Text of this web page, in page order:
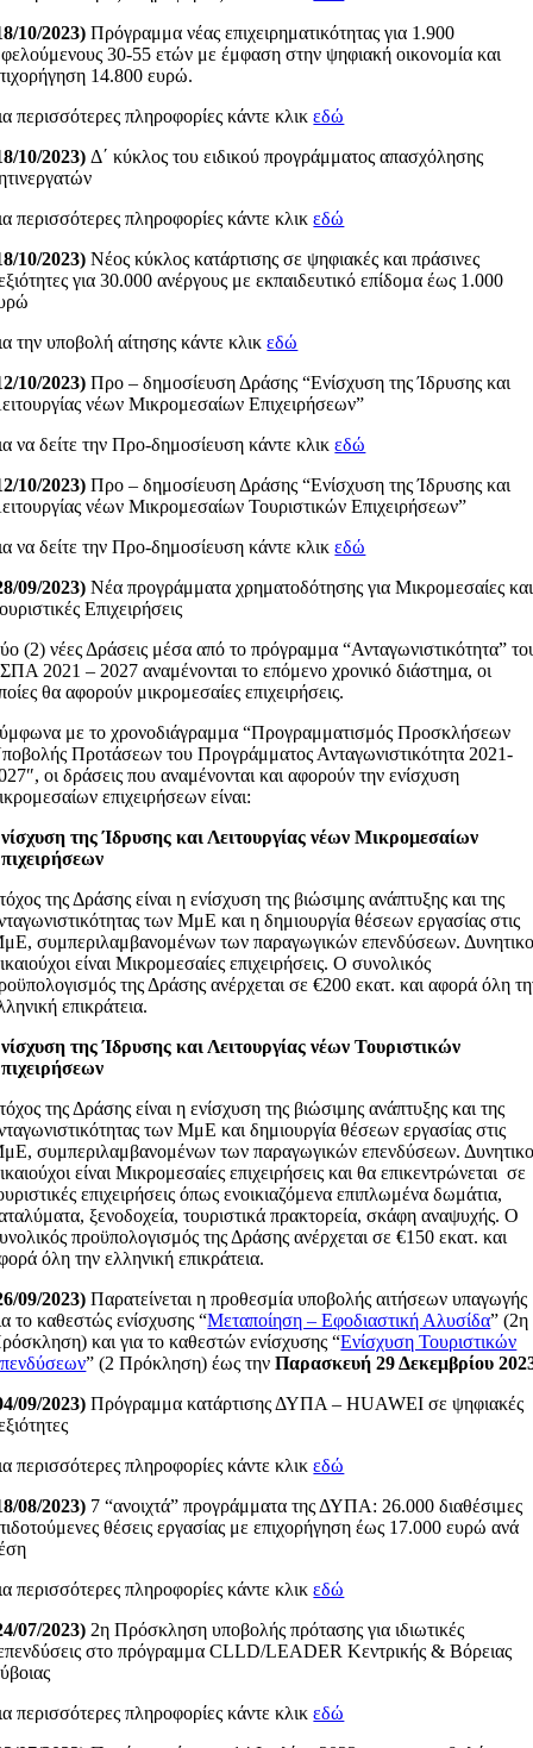
10/2023) Πρόγραμμα νέας επιχειρηματικότητας για 1.900
30-55 ετών με έμφαση στην ψηφιακή οικονομία και
14.800 ευρώ.
περισσότερες πληροφορίες κάντε κλικεδώ
10/2023) Δ΄ κύκλος του ειδικού προγράμματος απασχόλησης
περισσότερες πληροφορίες κάντε κλικεδώ
10/2023) Νέος κύκλος κατάρτισης σε ψηφιακές και πράσινες
για 30.000 ανέργους με εκπαιδευτικό επίδομα έως 1.000
την υποβολή αίτησης κάντε κλικεδώ
10/2023) Προ – δημοσίευση Δράσης “Ενίσχυση της Ίδρυσης και
νέων Μικρομεσαίων Επιχειρήσεων”
να δείτε την Προ-δημοσίευση κάντε κλικεδώ
10/2023) Προ – δημοσίευση Δράσης “Ενίσχυση της Ίδρυσης και
νέων Μικρομεσαίων Τουριστικών Επιχειρήσεων”
να δείτε την Προ-δημοσίευση κάντε κλικεδώ
09/2023) Νέα προγράμματα χρηματοδότησης για Μικρομεσαίες και
Επιχειρήσεις
(2) νέες Δράσεις μέσα από το πρόγραμμα “Ανταγωνιστικότητα”
2021 – 2027 αναμένονται το επόμενο χρονικό διάστημα, οι
θα αφορούν μικρομεσαίες επιχειρήσεις.
με το χρονοδιάγραμμα “Προγραμματισμός Προσκλήσεων
Προτάσεων του Προγράμματος Ανταγωνιστικότητα 2021-
οι δράσεις που αναμένονται και αφορούν την ενίσχυση
επιχειρήσεων είναι:
της Ίδρυσης και Λειτουργίας νέων Μικρομεσαίων
της Δράσης είναι η ενίσχυση της βιώσιμης ανάπτυξης και της
των ΜμΕ και η δημιουργία θέσεων εργασίας στις
συμπεριλαμβανομένων των παραγωγικών επενδύσεων.
είναι Μικρομεσαίες επιχειρήσεις. Ο συνολικός
της Δράσης ανέρχεται σε €200 εκατ. και αφορά όλη
επικράτεια.
της Ίδρυσης και Λειτουργίας νέων Τουριστικών
της Δράσης είναι η ενίσχυση της βιώσιμης ανάπτυξης και της
των ΜμΕ και δημιουργία θέσεων εργασίας στις
συμπεριλαμβανομένων των παραγωγικών επενδύσεων.
είναι Μικρομεσαίες επιχειρήσεις και θα επικεντρώνεται σε
επιχειρήσεις όπως ενοικιαζόμενα επιπλωμένα δωμάτια,
ξενοδοχεία, τουριστικά πρακτορεία, σκάφη αναψυχής. Ο
προϋπολογισμός της Δράσης ανέρχεται σε €150 εκατ. και
όλη την ελληνική επικράτεια.
09/2023)Παρατείνεται η προθεσμία υποβολής αιτήσεων υπαγωγής
το καθεστώς ενίσχυσης “Μεταποίηση – Εφοδιαστική Αλυσίδα” (2η
και για το καθεστών ενίσχυσης “Ενίσχυση Τουριστικών
” (2 Πρόκληση) έως τηνΠαρασκευή 29 Δεκεμβρίου
09/2023) Πρόγραμμα κατάρτισης ΔΥΠΑ – HUAWEI σε ψηφιακές
περισσότερες πληροφορίες κάντε κλικεδώ
08/2023) 7 “ανοιχτά” προγράμματα της ΔΥΠΑ: 26.000 διαθέσιμες
θέσεις εργασίας με επιχορήγηση έως 17.000 ευρώ ανά
περισσότερες πληροφορίες κάντε κλικεδώ
07/2023) 2η Πρόσκληση υποβολής πρότασης για ιδιωτικές
στο πρόγραμμα CLLD/LEADER Κεντρικής & Βόρειας
περισσότερες πληροφορίες κάντε κλικεδώ